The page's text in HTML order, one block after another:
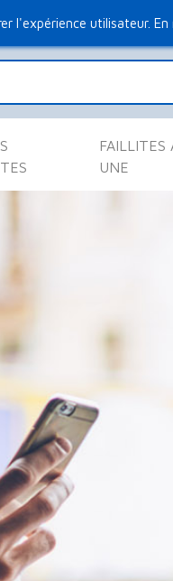
l'expérience utilisateur.
FAILLITES
UNE